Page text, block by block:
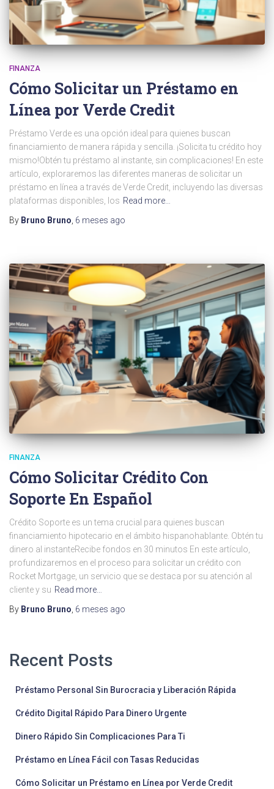
FINANZA
Cómo Solicitar un Préstamo en
Línea por Verde Credit
Préstamo Verde es una opción ideal para quienes buscan
financiamiento de manera rápida y sencilla. ¡Solicita tu crédito hoy
mismo!Obtén tu préstamo al instante, sin complicaciones! En este
artículo, exploraremos las diferentes maneras de solicitar un
préstamo en línea a través de Verde Credit, incluyendo las diversas
plataformas disponibles, los Read more…
By Bruno Bruno 6 meses ago
FINANZA
Cómo Solicitar Crédito Con
Soporte En Español
Crédito Soporte es un tema crucial para quienes buscan
financiamiento hipotecario en el ámbito hispanohablante. Obtén tu
dinero al instanteRecibe fondos en 30 minutos En este artículo,
profundizaremos en el proceso para solicitar un crédito con
Rocket Mortgage, un servicio que se destaca por su atención al
cliente y su Read more…
By Bruno Bruno, 6 meses ago
Recent Posts
Préstamo Personal Sin Burocracia y Liberación Rápida
Crédito Digital Rápido Para Dinero Urgente
Dinero Rápido Sin Complicaciones Para Ti
Préstamo en Línea Fácil con Tasas Reducidas
Cómo Solicitar un Préstamo en Línea por Verde Credit